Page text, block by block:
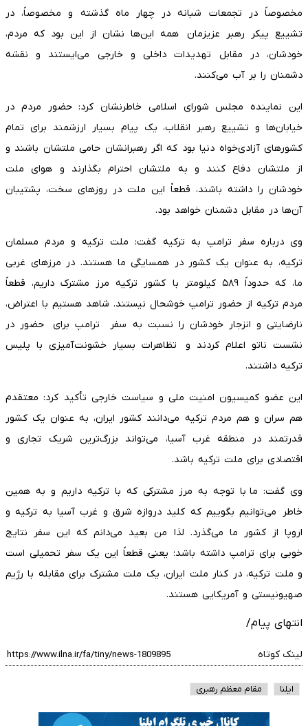
مخصوصاً در تجمعات شبانه در چهار ماه گذشته و مخصوصاً، در
تشییع پیکر رهبر عزیزمان همه این‌ها نشان از این بود که مردم،
خودشان، در مقابل تهدیدات داخلی و خارجی می‌ایستند و نقشه
دشمنان را بر آب می‌کنند.
این نماینده مجلس شورای اسلامی خاطرنشان کرد: حضور مردم در
خیابان‌ها و تشییع رهبر انقلاب، یک پیام بسیار ارزشمند برای تمام
کشورهای آزادی‌خواه دنیا بود که اگر رهبرانشان حامی ملتشان باشند و
از ملتشان دفاع کنند و به ملتشان احترام بگذارند و هوای ملت
خودشان را داشته باشند، قطعاً این ملت در روزهای سخت، پشتیبان
آن‌ها در مقابل دشمنان خواهد بود.
وی درباره سفر ترامپ به ترکیه گفت: ملت ترکیه و مردم مسلمان
ترکیه، به عنوان یک کشور در همسایگی ما هستند. در مرزهای غربی
ما، که حدوداً ۵۸۹ کیلومتر با کشور ترکیه مرز مشترک داریم، قطعاً
مردم ترکیه از حضور ترامپ خوشحال نیستند. شاهد هستیم با اعتراض،
نارضایتی و انزجار خودشان را نسبت به سفر ترامپ برای حضور در
نشست ناتو اعلام کردند و تظاهرات بسیار خشونت‌آمیزی با پلیس
ترکیه داشتند.
این عضو کمیسیون امنیت ملی و سیاست خارجی تأکید کرد: معتقدم
هم سران و هم مردم ترکیه می‌دانند کشور ایران، به عنوان یک کشور
قدرتمند در منطقه غرب آسیا، می‌تواند بزرگ‌ترین شریک تجاری و
اقتصادی برای ملت ترکیه باشد.
وی گفت: ما با توجه به مرز مشترکی که با ترکیه داریم و به همین
خاطر می‌توانیم بگوییم که کلید دروازه شرق و غرب آسیا به ترکیه و
اروپا از کشور ما می‌گذرد. لذا من بعید می‌دانم که این سفر نتایج
خوبی برای ترامپ داشته باشد؛ یعنی قطعاً این یک سفر تحمیلی است
و ملت ترکیه، در کنار ملت ایران، یک ملت مشترک برای مقابله با رژیم
صهیونیستی و آمریکایی هستند.
انتهای پیام/
لینک کوتاه
ایلنا مقام معظم رهبری